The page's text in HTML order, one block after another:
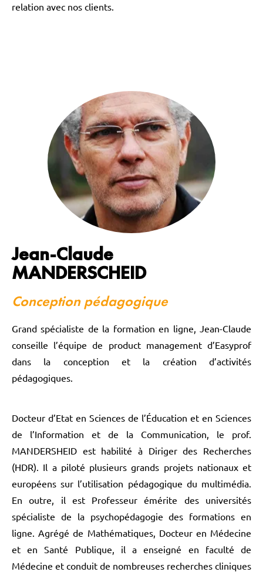
relation avec nos clients.
Jean-Claude
MANDERSCHEID
Conception pédagogique
Grand spécialiste de la formation en ligne, Jean-Claude
conseille l’équipe de product management d’Easyprof
dans la conception et la création d’activités
pédagogiques.
Docteur d’Etat en Sciences de l’Éducation et en Sciences
de l’Information et de la Communication, le prof.
MANDERSHEID est habilité à Diriger des Recherches
(HDR). Il a piloté plusieurs grands projets nationaux et
européens sur l’utilisation pédagogique du multimédia.
En outre, il est Professeur émérite des universités
spécialiste de la psychopédagogie des formations en
ligne. Agrégé de Mathématiques, Docteur en Médecine
et en Santé Publique, il a enseigné en faculté de
Médecine et conduit de nombreuses recherches cliniques